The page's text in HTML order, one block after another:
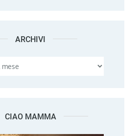
ARCHIVI Archivi
CIAO MAMMA